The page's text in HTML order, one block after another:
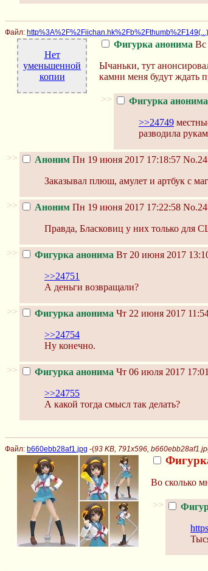
Файл:
Нет
уменьшенной
копии
Фигурка анонима Вс
Ычаньки, тут
камни меня будут ждать
>> Фигурка анонима
>>24749
разводила
>> Аноним Пн 19 июня 2017 17:18:57
Заказывал плюш, амулет и артбук с
>> Аноним Пн 19 июня 2017 17:22:58
Правда, Бласковиц у них только для
>> Фигурка анонима Вт 20 июня 2017
>>24751
А деньги возвращали?
>> Фигурка анонима Чт 22 июня 2017
>>24754
Ну конечно.
>> Фигурка анонима Чт 06 июля 2017
>>24755
А какой тогда смысл так делать?
Файл: b660ebb28af1.jpg -(93 KB, 791x596,
Во сколько
>>